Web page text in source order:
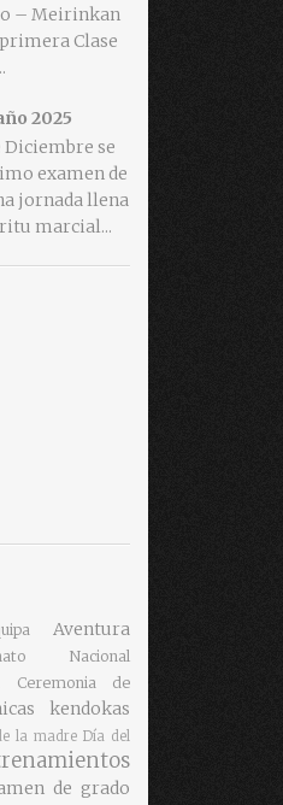
– Meirinkan
Clase
2025
Diciembre se
examen de
jornada llena
marcial...
Aventura
Nacional
Ceremonia de
kendokas
la madre Día del
de grado